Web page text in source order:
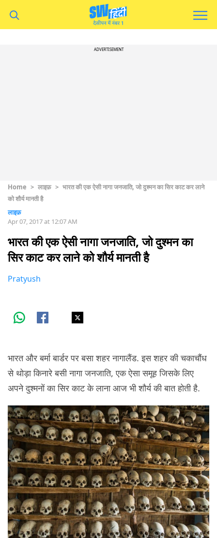
ADVERTISEMENT
Home > लाइफ़ > भारत की एक ऐसी नागा जनजाति, जो दुश्मन का सिर काट कर लाने
को शौर्य मानती है
लाइफ़
Apr 07, 2017 at 12:07 AM
भारत की एक ऐसी नागा जनजाति, जो दुश्मन का
सिर काट कर लाने को शौर्य मानती है
Pratyush
भारत और बर्मा बार्डर पर बसा शहर नागालैंड. इस शहर की चकाचौंध
से थोड़ा किनारे बसी नागा जनजाति, एक ऐसा समूह जिसके लिए
अपने दुश्मनों का सिर काट के लाना आज भी शौर्य की बात होती है.